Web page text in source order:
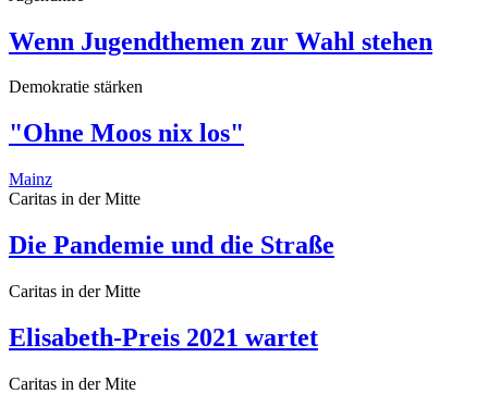
Wenn Jugendthemen zur Wahl stehen
Demokratie stärken
"Ohne Moos nix los"
Mainz
Caritas in der Mitte
Die Pandemie und die Straße
Caritas in der Mitte
Elisabeth-Preis 2021 wartet
Caritas in der Mite